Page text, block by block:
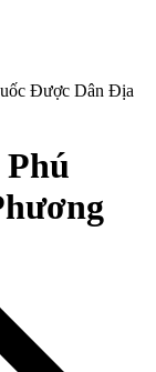
Được Dân Địa
Phú